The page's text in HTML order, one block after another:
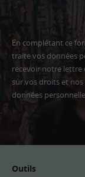
En complétant ce
traite vos données
recevoir notre lettre
sur vos droits et
données
Outils